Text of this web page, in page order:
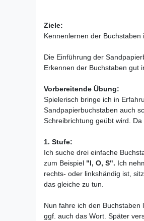
Ziele:
Kennenlernen der
Die Einführung der
Erkennen der Buchstaben gut
Vorbereitende Übung:
Spielerisch bringe ich in
Sandpapierbuchstaben auch
Schreibrichtung geübt wird.
1. Stufe:
Ich suche drei einfache
zum Beispiel "I, O, S". Ich
rechts- oder linkshändig ist,
das gleiche zu tun.
Nun fahre ich den
ggf. auch das Wort. Später